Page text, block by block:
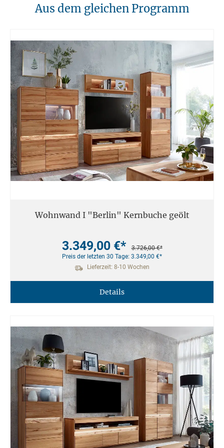
10. Brandschutz
11. Entsorgung
Am Ende der Nutzungsdauer sollten Möbel fachgerecht entsorgt
werden. Massivholz kann über den Sperrmüll oder an speziellen
Sammelstellen abgegeben werden. Die örtlichen
Entsorgungsvorschriften sind zu beachten.
12. Einsatzort
Unsere Massivmöbel sind so konzipiert das Sie für den privaten
Gebrauch in Haushalten geeignet sind. Diese Möbel sind nicht für
kommerziellen Gebrauch geeignet.
Unsere Massivholzmöbel sind nicht für den Außenbereich geeignet.
Aus dem gleichen Programm
Wohnwand I "Berlin" Kernbuche geölt
3.349,00 €*
3.726,00 €*
Preis der letzten 30 Tage: 3.349,00 €*
Lieferzeit: 8-10 Wochen
Details